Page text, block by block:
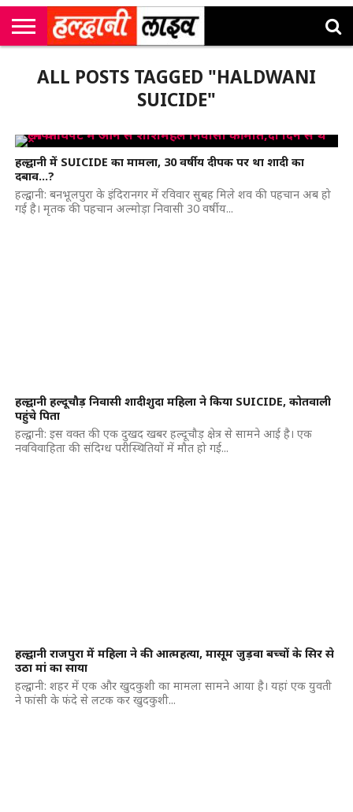
एम
कॉर्नर
उत्तराखंड
न्यूज़
खेल
मनोरंजन
सम्पादकीय
जॉब
अलर्ट्स
ALL POSTS TAGGED "HALDWANI
SUICIDE"
हल्द्वानी में SUICIDE का मामला, 30 वर्षीय दीपक पर था शादी का
दबाव…?
हल्द्वानी: बनभूलपुरा के इंदिरानगर में रविवार सुबह मिले शव की पहचान अब हो
गई है। मृतक की पहचान अल्मोड़ा निवासी 30 वर्षीय...
हल्द्वानी हल्दूचौड़ निवासी शादीशुदा महिला ने किया SUICIDE, कोतवाली
पहुंचे पिता
हल्द्वानी: इस वक्त की एक दुखद खबर हल्दूचौड़ क्षेत्र से सामने आई है। एक
नवविवाहिता की संदिग्ध परीस्थितियों में मौत हो गई...
हल्द्वानी राजपुरा में महिला ने की आत्महत्या, मासूम जुड़वा बच्चों के सिर से
उठा मां का साया
हल्द्वानी: शहर में एक और खुदकुशी का मामला सामने आया है। यहां एक युवती
ने फांसी के फंदे से लटक कर खुदकुशी...